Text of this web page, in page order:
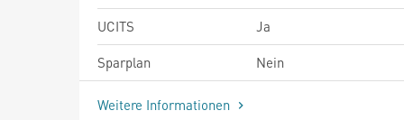
UCITS
Ja
Sparplan
Nein
Weitere Informationen